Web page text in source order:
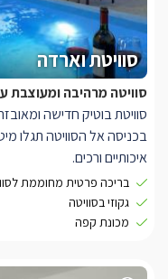
סוויטת וארדה
סוויטה מרהיבה
סוויטת בוטיק חדישה
בכניסה אל הסוויטה תגלו
איכותיים ורכים.
לצידה שידות בגוונים
שלכם. שם גם תוכלו להדליק
אל מול המיטה ניצבת
עוד תמצאו בה מטבחון עם
בריכה פרטית מחוממת
גקוזי בסוויטה
מכונת קפה